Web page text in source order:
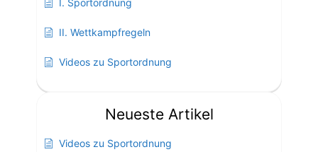
I. Sportordnung
II. Wettkampfregeln
Videos zu Sportordnung
Neueste Artikel
Videos zu Sportordnung